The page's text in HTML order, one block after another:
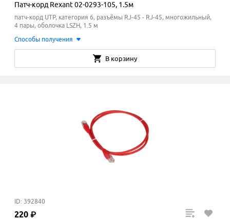
Патч-корд Rexant 02-0293-105, 1.5м
патч-корд UTP, категория 6, разъёмы RJ-45 - RJ-45, многожильный,
4 пары, оболочка LSZH, 1.5 м
Способы получения
В корзину
ID: 392840
220 ₽